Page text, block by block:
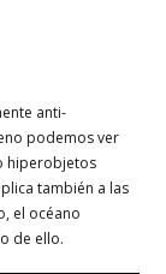
anti-
podemos ver
hiperobjetos
también a las
el océano
de ello.